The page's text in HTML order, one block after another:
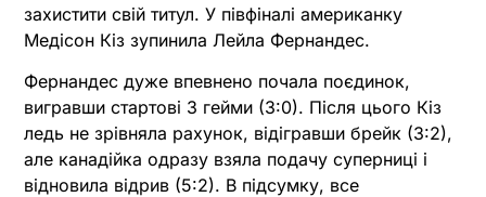
захистити свій титул. У півфіналі американку
Медісон Кіз зупинила Лейла Фернандес.
Фернандес дуже впевнено почала поєдинок,
вигравши стартові 3 гейми (3:0). Після цього Кіз
ледь не зрівняла рахунок, відігравши брейк (3:2),
але канадійка одразу взяла подачу суперниці і
відновила відрив (5:2). В підсумку, все